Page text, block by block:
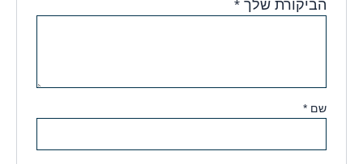
הביקורת שלך*
שם*